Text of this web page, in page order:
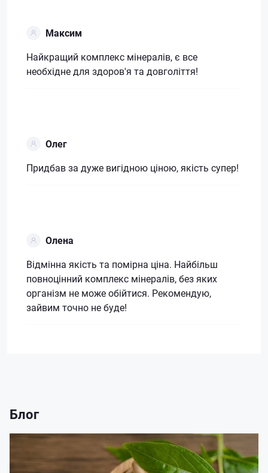
Максим
Найкращий комплекс мінералів, є все
необхідне для здоров'я та довголіття!
Олег
Придбав за дуже вигідною ціною, якість супер!
Олена
Відмінна якість та помірна ціна. Найбільш
повноцінний комплекс мінералів, без яких
організм не може обійтися. Рекомендую,
зайвим точно не буде!
Блог